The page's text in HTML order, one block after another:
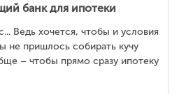
банк для ипотеки
Ведь хочется, чтобы и условия
не пришлось собирать кучу
– чтобы прямо сразу ипотеку